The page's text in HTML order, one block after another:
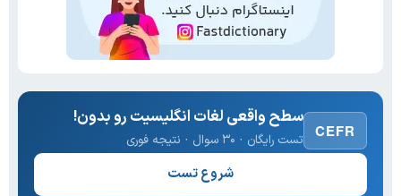
CEFR
سطح واقعی لغات انگلیسیت رو بدون!
تست رایگان · ۳۰ سوال · نتیجه فوری
شروع تست